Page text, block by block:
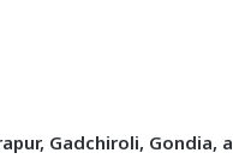
Gadchiroli, Gondia,